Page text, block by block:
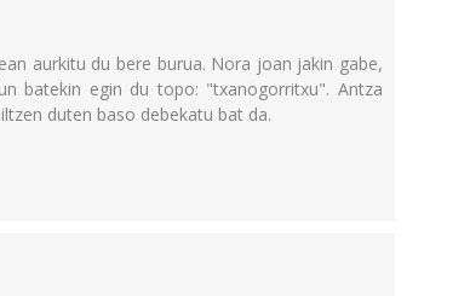
aurkitu du bere burua. Nora joan jakin gabe,
batekin egin du topo: "txanogorritxu". Antza
duten baso debekatu bat da.